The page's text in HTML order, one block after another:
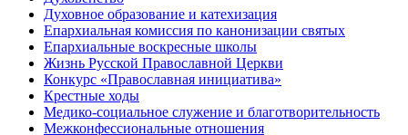
Духовное образование и катехизация
Епархиальная комиссия по канонизации святых
Епархиальные воскресные школы
Жизнь Русской Православной Церкви
Конкурс «Православная инициатива»
Крестные ходы
Медико-социальное служение и благотворительность
Межконфессиональные отношения